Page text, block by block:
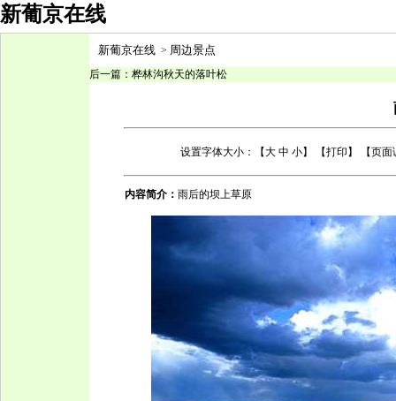
新葡京在线
新葡京在线 > 周边景点
后一篇： 桦林沟秋天的落叶松
设置字体大小：【大 中 小】 【打印 】 【页
内容简介： 雨后的坝上草原